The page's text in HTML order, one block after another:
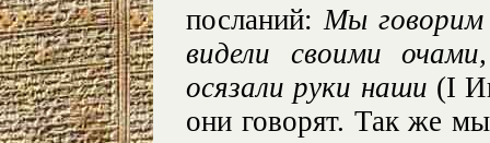
посланий: Мы
видели своими
осязали руки наши (I
они говорят. Так же